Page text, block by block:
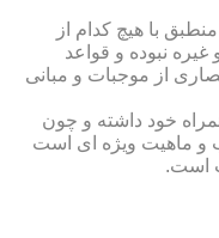
با هیچ کدام از
نبوده و قواعد
از موجبات و مبانی
خود داشته و چون
و ماهیت ویژه ای است
است.